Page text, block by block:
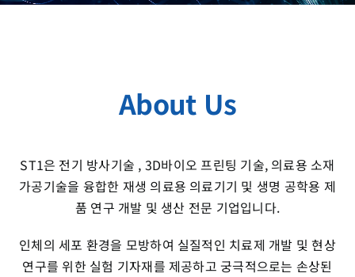
About Us
ST1은 전기 방사기술 , 3D바이오 프린팅 기술, 의료용 소재
가공기술을 융합한 재생 의료용 의료기기 및 생명 공학용 제
품 연구 개발 및 생산 전문 기업입니다.
인체의 세포 환경을 모방하여 실질적인 치료제 개발 및 현상
연구를 위한 실험 기자재를 제공하고 궁극적으로는 손상된